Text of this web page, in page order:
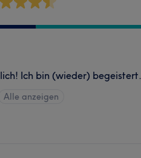
Ich bin (wieder) begeistert.
Alle anzeigen